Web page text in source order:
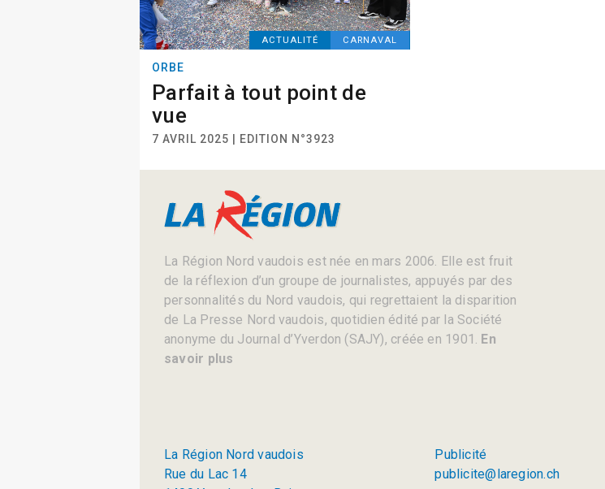
ACTUALITÉ CARNAVAL
ORBE
Parfait à tout point de
vue
7 AVRIL 2025 | EDITION N°3923
La Région Nord vaudois est née en mars 2006. Elle est fruit
de la réflexion d’un groupe de journalistes, appuyés par des
personnalités du Nord vaudois, qui regrettaient la disparition
de La Presse Nord vaudois, quotidien édité par la Société
anonyme du Journal d’Yverdon (SAJY), créée en 1901. En
savoir plus
La Région Nord vaudois
Rue du Lac 14
Publicité
publicite@laregion.ch